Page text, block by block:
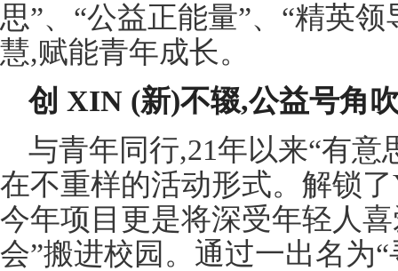
思”、“公益正能量”、“精英
慧,赋能青年成长。
创 XIN (新)不辍,公益号角
与青年同行,21年以来“有
在不重样的活动形式。解锁
今年项目更是将深受年轻人
会”搬进校园。通过一出名为